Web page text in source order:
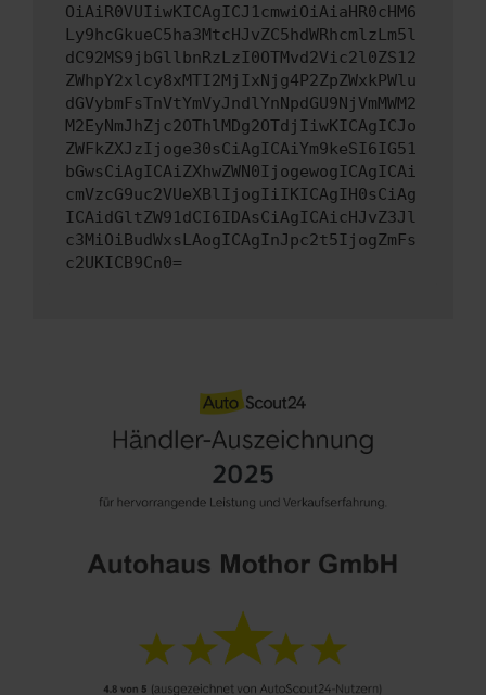
OiAiR0VUIiwKICAgICJ1cmwiOiAiaHR0cHM6
Ly9hcGkueC5ha3MtcHJvZC5hdWRhcmlzLm5l
dC92MS9jbGllbnRzLzI0OTMvd2Vic2l0ZS12
ZWhpY2xlcy8xMTI2MjIxNjg4P2ZpZWxkPWlu
dGVybmFsTnVtYmVyJndlYnNpdGU9NjVmMWM2
M2EyNmJhZjc2OThlMDg2OTdjIiwKICAgICJo
ZWFkZXJzIjoge30sCiAgICAiYm9keSI6IG51
bGwsCiAgICAiZXhwZWN0IjogewogICAgICAi
cmVzcG9uc2VUeXBlIjogIiIKICAgIH0sCiAg
ICAidGltZW91dCI6IDAsCiAgICAicHJvZ3Jl
c3MiOiBudWxsLAogICAgInJpc2t5IjogZmFs
c2UKICB9Cn0=